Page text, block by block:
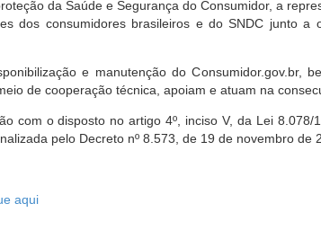
da Saúde e Segurança do Consumidor, a
dos consumidores brasileiros e do SNDC junto a
e manutenção do Consumidor.gov.br,
de cooperação técnica, apoiam e atuam na
com o disposto no artigo 4º, inciso V, da Lei
pelo Decreto nº 8.573, de 19 de novembro de
aqui